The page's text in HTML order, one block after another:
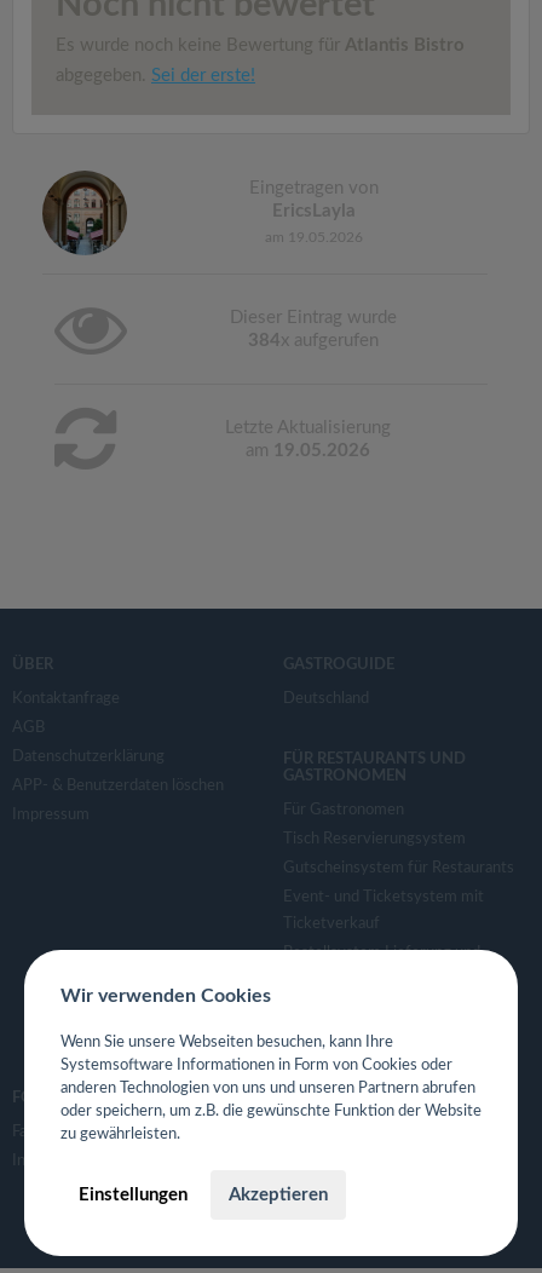
Es wurde noch keine Bewertung für Atlantis Bistro
abgegeben. Sei der erste!
Eingetragen von
EricsLayla
am 19.05.2026
Dieser Eintrag wurde
384x aufgerufen
Letzte Aktualisierung
am 19.05.2026
ÜBER
Kontaktanfrage
AGB
Datenschutzerklärung
APP- & Benutzerdaten löschen
Impressum
GASTROGUIDE
Deutschland
FÜR RESTAURANTS UND
GASTRONOMEN
Für Gastronomen
Tisch Reservierungsystem
Gutscheinsystem für Restaurants
Event- und Ticketsystem mit
Ticketverkauf
Bestellsystem Lieferung und
Eigene App für Restaurant
FOLGE UNS
Facebook
Instagram
Wir verwenden Cookies
Wenn Sie unsere Webseiten besuchen, kann Ihre
Systemsoftware Informationen in Form von Cookies oder
anderen Technologien von uns und unseren Partnern abrufen
oder speichern, um z.B. die gewünschte Funktion der Website
zu gewährleisten.
Einstellungen Akzeptieren